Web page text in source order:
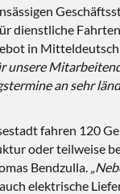
dienstliche
in
unsere
an sehr
fahren 120
oder teilweise
Bendzulla.
elektrische